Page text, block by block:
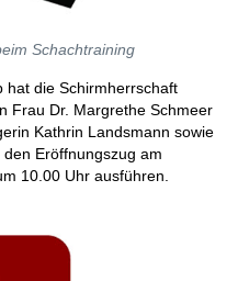
Schachtraining
hat die Schirmherrschaft
Frau Dr. Margrethe Schmeer
Kathrin Landsmann sowie
Eröffnungszug am
10.00 Uhr ausführen.